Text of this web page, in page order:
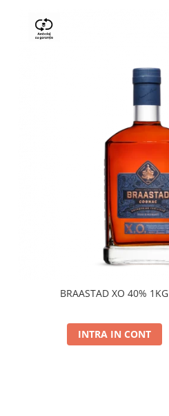
BRAASTAD XO 40% 1KG
INTRA IN CONT